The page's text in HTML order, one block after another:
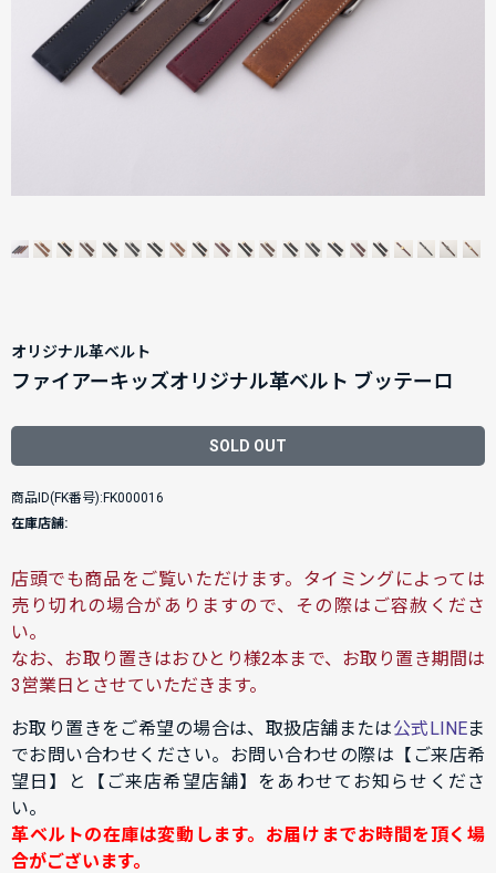
オリジナル革ベルト
ファイアーキッズオリジナル革ベルト ブッテーロ
SOLD OUT
商品ID(FK番号):FK000016
在庫店舗:
店頭でも商品をご覧いただけます。タイミングによっては
売り切れの場合がありますので、その際はご容赦くださ
い。
なお、お取り置きはおひとり様2本まで、お取り置き期間は
3営業日とさせていただきます。
お取り置きをご希望の場合は、取扱店舗または公式LINEま
でお問い合わせください。お問い合わせの際は【ご来店希
望日】と【ご来店希望店舗】をあわせてお知らせくださ
い。
革ベルトの在庫は変動します。お届けまでお時間を頂く場
合がございます。